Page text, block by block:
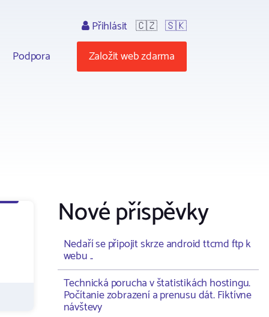
Podpora
Přihlásit 🇨🇿 🇸🇰
Založit web zdarma
Nové příspěvky
Nedaří se připojit skrze android ttcmd ftp k
webu ..
Technická porucha v štatistikách hostingu.
Počítanie zobrazení a prenusu dát. Fiktívne
návštevy